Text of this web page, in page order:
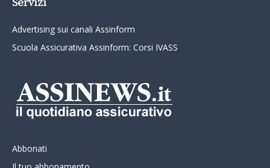
Advertising sui canali Assinform
Scuola Assicurativa Assinform: Corsi IVASS
Abbonati